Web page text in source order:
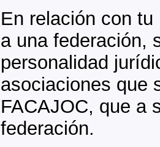
En relación con
a una federación,
personalidad
asociaciones que
FACAJOC, que a
federación.